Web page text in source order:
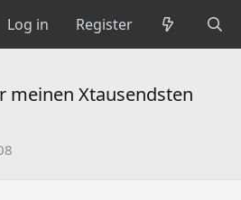
Log in Register
meinen Xtausendsten